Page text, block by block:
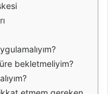
bekletmeliyim?